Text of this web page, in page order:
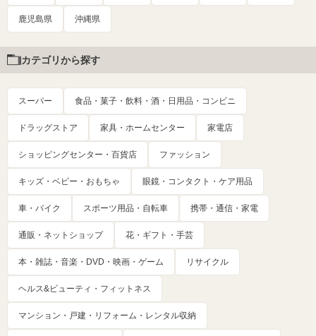
鹿児島県 沖縄県
カテゴリから探す
スーパー 食品・菓子・飲料・酒・日用品・コンビニ
ドラッグストア 家具・ホームセンター 家電店
ショッピングセンター・百貨店 ファッション
キッズ・ベビー・おもちゃ 眼鏡・コンタクト・ケア用品
車・バイク スポーツ用品・自転車 携帯・通信・家電
通販・ネットショップ 花・ギフト・手芸
本・雑誌・音楽・DVD・映画・ゲーム リサイクル
ヘルス&ビューティ・フィットネス
マンション・戸建・リフォーム・レンタル収納